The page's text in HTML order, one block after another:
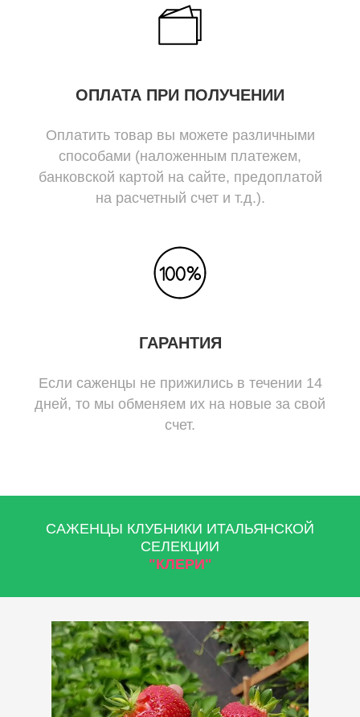
ОПЛАТА ПРИ ПОЛУЧЕНИИ
Оплатить товар вы можете различными
способами (наложенным платежем,
банковской картой на сайте, предоплатой
на расчетный счет и т.д.).
ГАРАНТИЯ
Если саженцы не прижились в течении 14
дней, то мы обменяем их на новые за свой
счет.
САЖЕНЦЫ КЛУБНИКИ ИТАЛЬЯНСКОЙ
СЕЛЕКЦИИ
"КЛЕРИ"